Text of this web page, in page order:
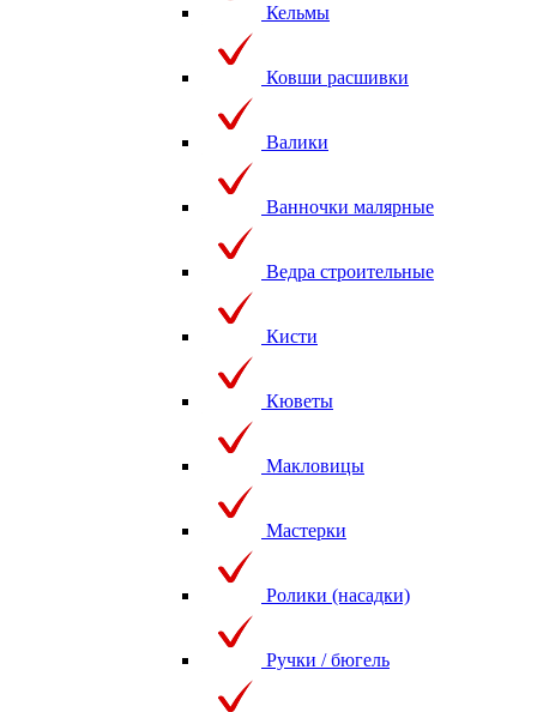
Кельмы
Ковши расшивки
Валики
Ванночки малярные
Ведра строительные
Кисти
Кюветы
Макловицы
Мастерки
Ролики (насадки)
Ручки / бюгель